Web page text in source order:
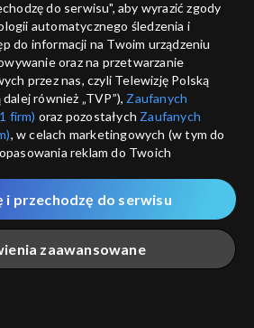
ŁĄCZYSZ SIĘ SPOZA
Kraj, z którego się
Zjednoczone , w związku z
na platformie TVP VOD
nieodstępna. Sprawdź, które
obejrzeć.
Nie pokazuj
do serwisu", aby wyrazić zgody
automatycznego śledzenia i
do informacji na Twoim urządzeniu
oraz na przetwarzanie
przez nas, czyli Telewizję Polską
również „TVP”), Zaufanych
firm) oraz pozostałych Zaufanych
, w celach marketingowych (w tym do
reklam do Twoich
a także zgody na udostępnianie
PPID do Google.
podczas odwiedzania przez
serwisówzwanych dalej
zapisywane za pomocą
zaawansowane
i przechodzę do serwisu